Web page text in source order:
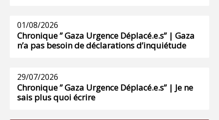
01/08/2026
Chronique ” Gaza Urgence Déplacé.e.s” | Gaza
n’a pas besoin de déclarations d’inquiétude
29/07/2026
Chronique ” Gaza Urgence Déplacé.e.s” | Je ne
sais plus quoi écrire